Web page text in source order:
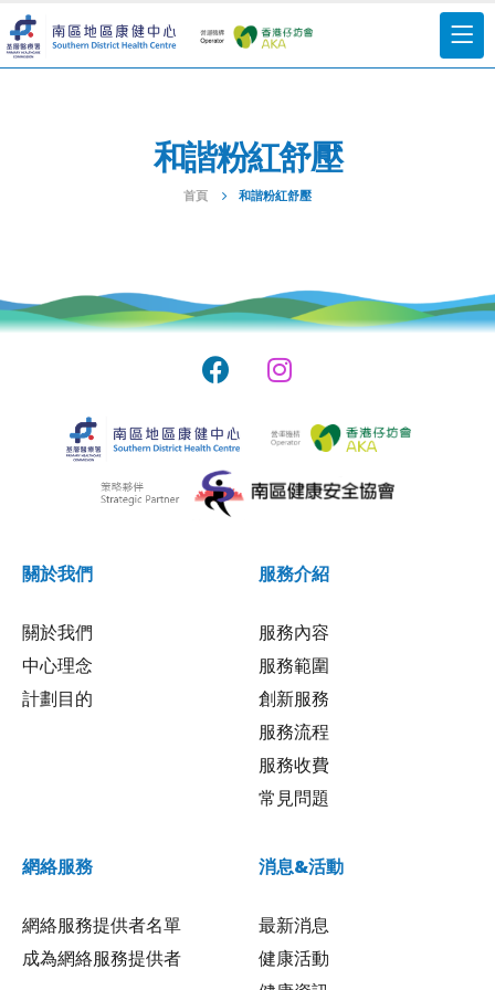
和諧粉紅舒壓
首頁 和諧粉紅舒壓
關於我們
關於我們
中心理念
計劃目的
服務介紹
服務內容
服務範圍
創新服務
服務流程
服務收費
常見問題
網絡服務
網絡服務提供者名單
成為網絡服務提供者
消息&活動
最新消息
健康活動